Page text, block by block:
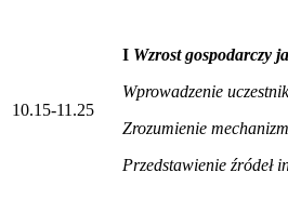
10.15-11.25
I Wzrost gospodarczy
Wprowadzenie
Zrozumienie
Przedstawienie źródeł